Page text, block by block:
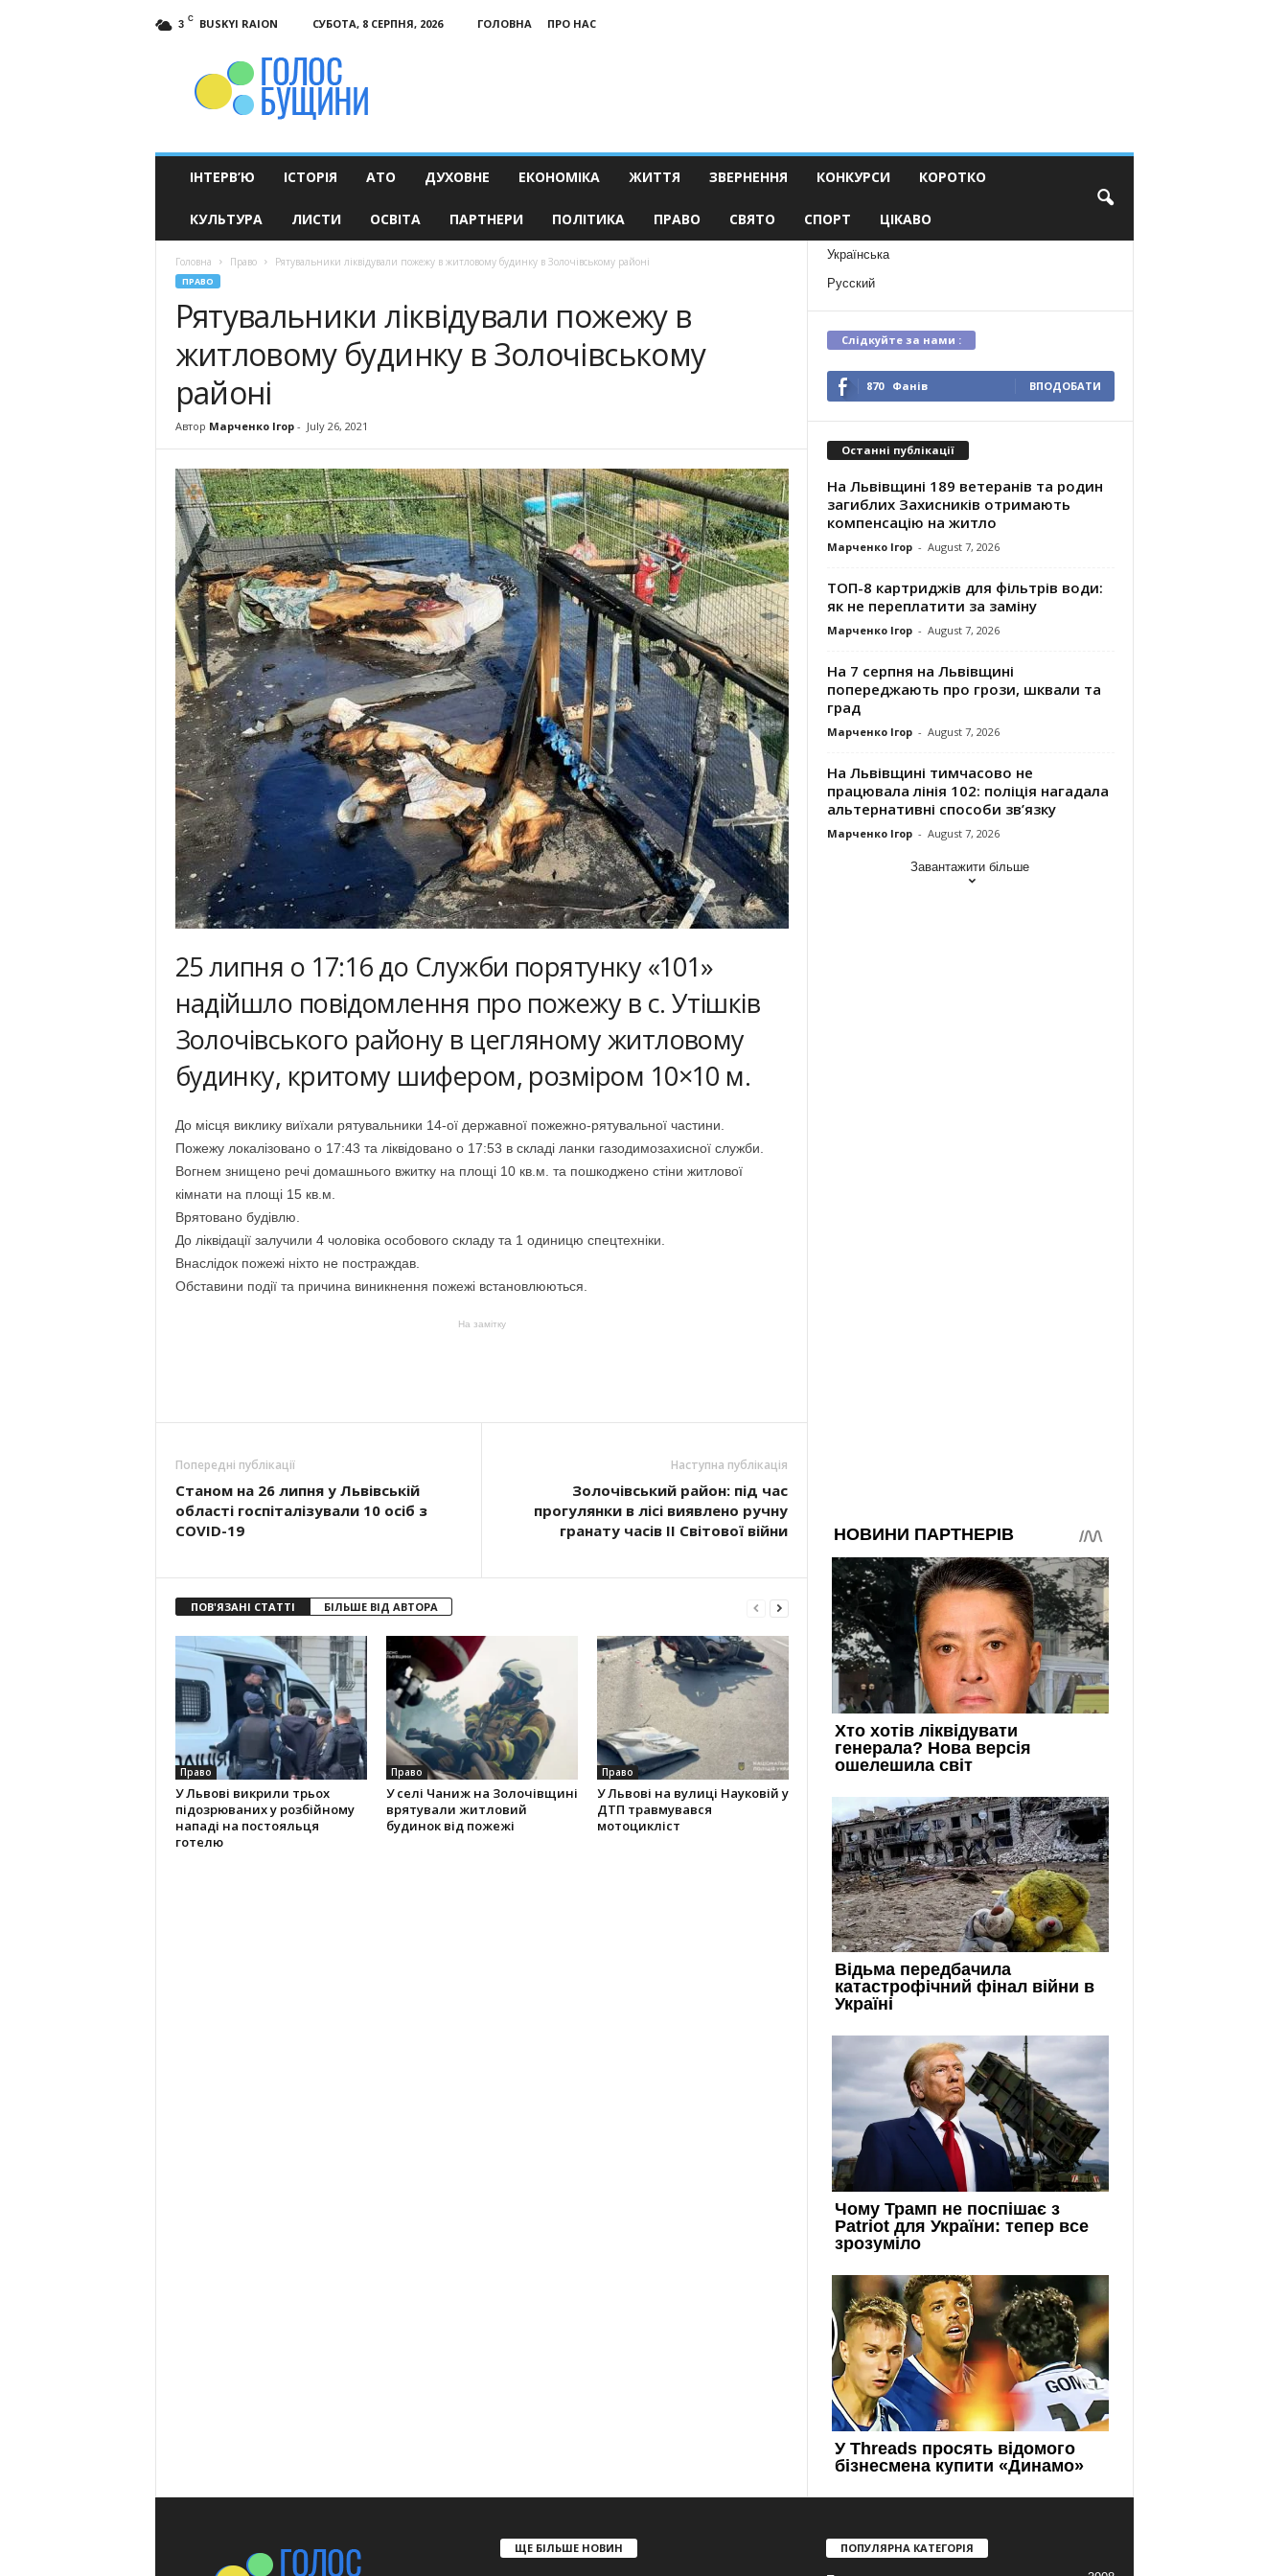
3 C BUSKYI RAION СУБОТА, 8 СЕРПНЯ, 2026 ГОЛОВНА
ПРО НАС
ІНТЕРВ’Ю ІСТОРІЯ АТО ДУХОВНЕ ЕКОНОМІКА ЖИТТЯ ЗВЕРНЕННЯ КОНКУРСИ КОРОТКО
КУЛЬТУРА ЛИСТИ ОСВІТА ПАРТНЕРИ ПОЛІТИКА ПРАВО СВЯТО СПОРТ ЦІКАВО
Головна Право Рятувальники ліквідували пожежу в житловому будинку в Золочівському районі
ПРАВО
Рятувальники ліквідували пожежу в
житловому будинку в Золочівському
районі
Автор Марченко Ігор- July 26, 2021
25 липня о 17:16 до Служби порятунку «101»
надійшло повідомлення про пожежу в с. Утішків
Золочівського району в цегляному житловому
будинку, критому шифером, розміром 10×10 м.
До місця виклику виїхали рятувальники 14-ої державної пожежно-рятувальної частини.
Пожежу локалізовано о 17:43 та ліквідовано о 17:53 в складі ланки газодимозахисної служби.
Вогнем знищено речі домашнього вжитку на площі 10 кв.м. та пошкоджено стіни житлової
кімнати на площі 15 кв.м.
Врятовано будівлю.
До ліквідації залучили 4 чоловіка особового складу та 1 одиницю спецтехніки.
Внаслідок пожежі ніхто не постраждав.
Обставини події та причина виникнення пожежі встановлюються.
На замітку
Попередні публікації
Станом на 26 липня у Львівській
області госпіталізували 10 осіб з
COVID-19
Наступна публікація
Золочівський район: під час
прогулянки в лісі виявлено ручну
гранату часів II Світової війни
ПОВ'ЯЗАНІ СТАТТІ БІЛЬШЕ ВІД АВТОРА
Право
У Львові викрили трьох
підозрюваних у розбійному
нападі на постояльця
готелю
Право
У селі Чаниж на Золочівщині
врятували житловий
будинок від пожежі
Право
У Львові на вулиці Науковій у
ДТП травмувався
мотоцикліст
Українська
Русский
Слідкуйте за нами :
870 Фанів ВПОДОБАТИ
Останні публікації
На Львівщині 189 ветеранів та родин
загиблих Захисників отримають
компенсацію на житло
Марченко Ігор - August 7, 2026
ТОП-8 картриджів для фільтрів води:
як не переплатити за заміну
Марченко Ігор - August 7, 2026
На 7 серпня на Львівщині
попереджають про грози, шквали та
град
Марченко Ігор - August 7, 2026
На Львівщині тимчасово не
працювала лінія 102: поліція нагадала
альтернативні способи зв’язку
Марченко Ігор - August 7, 2026
Завантажити більше
ЩЕ БІЛЬШЕ НОВИН ПОПУЛЯРНА КАТЕГОРІЯ